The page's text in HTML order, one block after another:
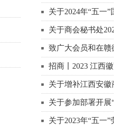
关于2024年“五一
关于商会秘书处
致广大会员和在赣
招商丨2023 江西
关于增补江西安
关于参加部署开
关于2023年“五一